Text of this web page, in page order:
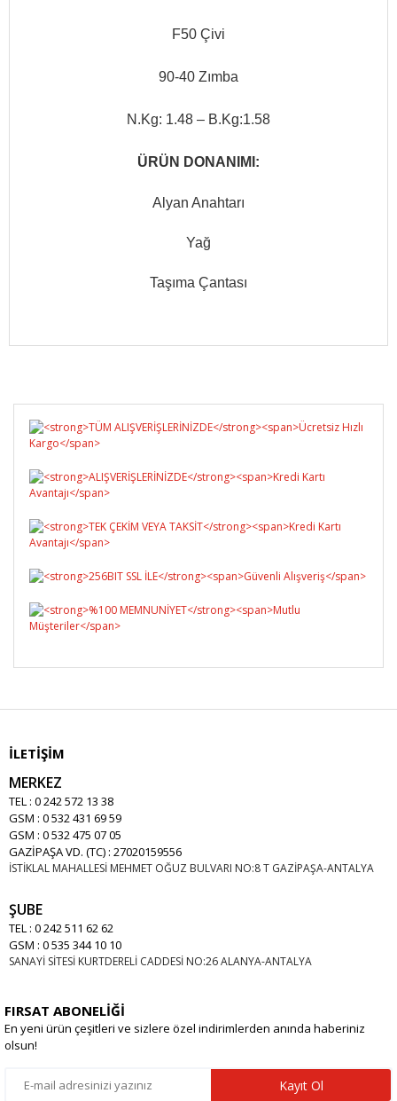
F50 Çivi
90-40 Zımba
N.Kg: 1.48 – B.Kg:1.58
ÜRÜN DONANIMI:
Alyan Anahtarı
Yağ
Taşıma Çantası
Yorum Yaz
İLETİŞİM
MERKEZ
TEL : 0 242 572 13 38
GSM : 0 532 431 69 59
GSM : 0 532 475 07 05
GAZİPAŞA VD. (TC) : 27020159556
İSTİKLAL MAHALLESİ MEHMET OĞUZ BULVARI NO:8 T GAZİPAŞA-ANTALYA
ŞUBE
TEL : 0 242 511 62 62
GSM : 0 535 344 10 10
SANAYİ SİTESİ KURTDERELİ CADDESİ NO:26 ALANYA-ANTALYA
FIRSAT ABONELİĞİ
En yeni ürün çeşitleri ve sizlere özel indirimlerden anında haberiniz
olsun!
Kayıt Ol